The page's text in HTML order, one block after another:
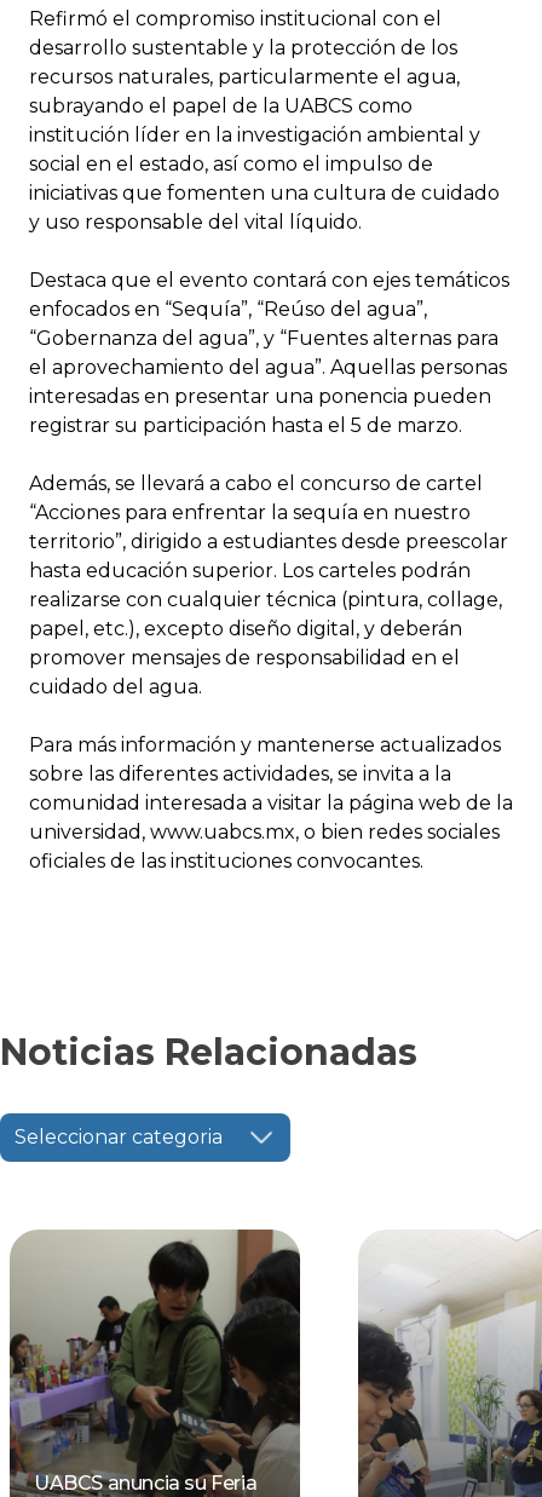
Refirmó el compromiso institucional con el
desarrollo sustentable y la protección de los
recursos naturales, particularmente el agua,
subrayando el papel de la UABCS como
institución líder en la investigación ambiental y
social en el estado, así como el impulso de
iniciativas que fomenten una cultura de cuidado
y uso responsable del vital líquido.
Destaca que el evento contará con ejes temáticos
enfocados en “Sequía”, “Reúso del agua”,
“Gobernanza del agua”, y “Fuentes alternas para
el aprovechamiento del agua”. Aquellas personas
interesadas en presentar una ponencia pueden
registrar su participación hasta el 5 de marzo.
Además, se llevará a cabo el concurso de cartel
“Acciones para enfrentar la sequía en nuestro
territorio”, dirigido a estudiantes desde preescolar
hasta educación superior. Los carteles podrán
realizarse con cualquier técnica (pintura, collage,
papel, etc.), excepto diseño digital, y deberán
promover mensajes de responsabilidad en el
cuidado del agua.
Para más información y mantenerse actualizados
sobre las diferentes actividades, se invita a la
comunidad interesada a visitar la página web de la
universidad, www.uabcs.mx, o bien redes sociales
oficiales de las instituciones convocantes.
Noticias Relacionadas
Seleccionar categoria
UABCS anuncia su Feria